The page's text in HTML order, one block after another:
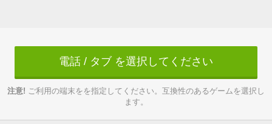
電話 / タブ を選択してください
注意! ご利用の端末をを指定してください。互換性のあるゲームを選択し
ます。